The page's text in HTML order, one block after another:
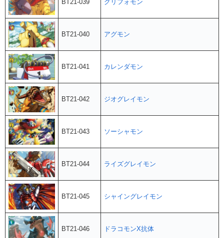
BT21-039 グリフォモン
BT21-040 アグモン
BT21-041 カレンダモン
BT21-042 ジオグレイモン
BT21-043 ソーシャモン
BT21-044 ライズグレイモン
BT21-045 シャイングレイモン
BT21-046 ドラコモンX抗体